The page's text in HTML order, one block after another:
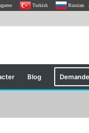
Turkish Russian
Blog